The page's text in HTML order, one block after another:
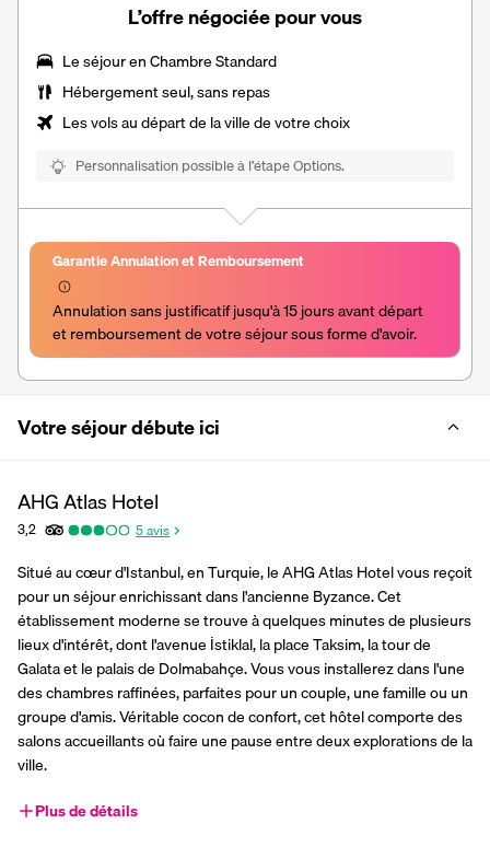
L’offre négociée pour vous
Le séjour en Chambre Standard
Hébergement seul, sans repas
Les vols au départ de la ville de votre choix
Personnalisation possible à l’étape Options.
Garantie Annulation et Remboursement
Annulation sans justificatif jusqu'à 15 jours avant départ
et remboursement de votre séjour sous forme d'avoir.
Votre séjour débute ici
AHG Atlas Hotel
3,2 5avis
Situé au cœur d'Istanbul, en Turquie, le AHG Atlas Hotel vous reçoit
pour un séjour enrichissant dans l'ancienne Byzance. Cet
établissement moderne se trouve à quelques minutes de plusieurs
lieux d'intérêt, dont l'avenue İstiklal, la place Taksim, la tour de
Galata et le palais de Dolmabahçe. Vous vous installerez dans l'une
des chambres raffinées, parfaites pour un couple, une famille ou un
groupe d'amis. Véritable cocon de confort, cet hôtel comporte des
salons accueillants où faire une pause entre deux explorations de la
ville.
Plus de détails